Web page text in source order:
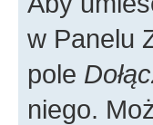
w Panelu
pole
niego.